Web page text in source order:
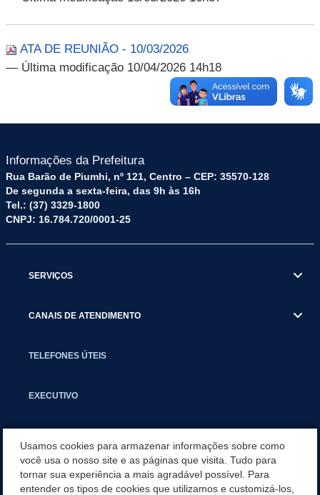
ATA DE REUNIÃO - 10/03/2026
— Última modificação 10/04/2026 14h18
Informações da Prefeitura
Rua Barão de Piumhi, nº 121, Centro – CEP: 35570-128
De segunda a sexta-feira, das 9h às 16h
Tel.: (37) 3329-1800
CNPJ: 16.784.720/0001-25
SERVIÇOS
CANAIS DE ATENDIMENTO
TELEFONES ÚTEIS
EXECUTIVO
APLICATIVO
Usamos cookies para armazenar informações sobre como
você usa o nosso site e as páginas que visita. Tudo para
tornar sua experiência a mais agradável possível. Para
entender os tipos de cookies que utilizamos e customizá-los,